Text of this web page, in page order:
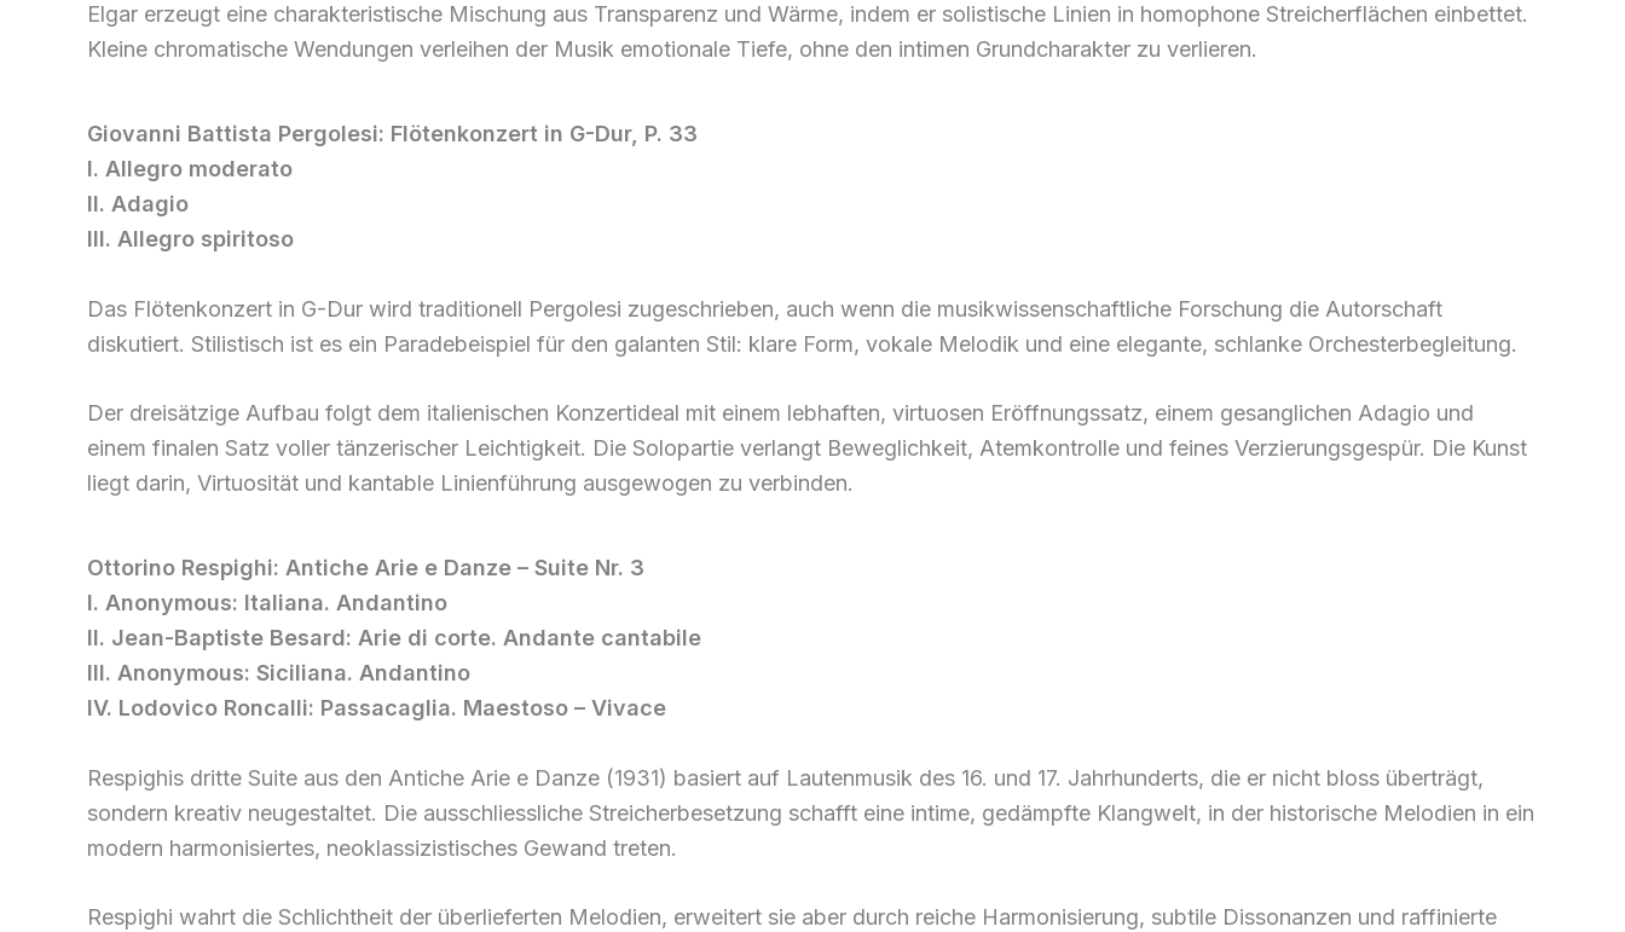
Elgar erzeugt eine charakteristische Mischung aus Transparenz und Wärme, indem er solistische Linien in homophone Streicherflächen einbettet.
Kleine chromatische Wendungen verleihen der Musik emotionale Tiefe, ohne den intimen Grundcharakter zu verlieren.
Giovanni Battista Pergolesi: Flötenkonzert in G-Dur, P. 33
I. Allegro moderato
II. Adagio
III. Allegro spiritoso
Das Flötenkonzert in G-Dur wird traditionell Pergolesi zugeschrieben, auch wenn die musikwissenschaftliche Forschung die Autorschaft
diskutiert. Stilistisch ist es ein Paradebeispiel für den galanten Stil: klare Form, vokale Melodik und eine elegante, schlanke Orchesterbegleitung.
Der dreisätzige Aufbau folgt dem italienischen Konzertideal mit einem lebhaften, virtuosen Eröffnungssatz, einem gesanglichen Adagio und
einem finalen Satz voller tänzerischer Leichtigkeit. Die Solopartie verlangt Beweglichkeit, Atemkontrolle und feines Verzierungsgespür. Die Kunst
liegt darin, Virtuosität und kantable Linienführung ausgewogen zu verbinden.
Ottorino Respighi: Antiche Arie e Danze – Suite Nr. 3
I. Anonymous: Italiana. Andantino
II. Jean-Baptiste Besard: Arie di corte. Andante cantabile
III. Anonymous: Siciliana. Andantino
IV. Lodovico Roncalli: Passacaglia. Maestoso – Vivace
Respighis dritte Suite aus den Antiche Arie e Danze (1931) basiert auf Lautenmusik des 16. und 17. Jahrhunderts, die er nicht bloss überträgt,
sondern kreativ neugestaltet. Die ausschliessliche Streicherbesetzung schafft eine intime, gedämpfte Klangwelt, in der historische Melodien in ein
modern harmonisiertes, neoklassizistisches Gewand treten.
Respighi wahrt die Schlichtheit der überlieferten Melodien, erweitert sie aber durch reiche Harmonisierung, subtile Dissonanzen und raffinierte